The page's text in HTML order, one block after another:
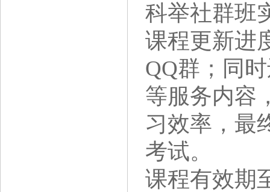
科举社群班
课程更新进
QQ群；同
等服务内容
习效率，最
考试。
课程有效期